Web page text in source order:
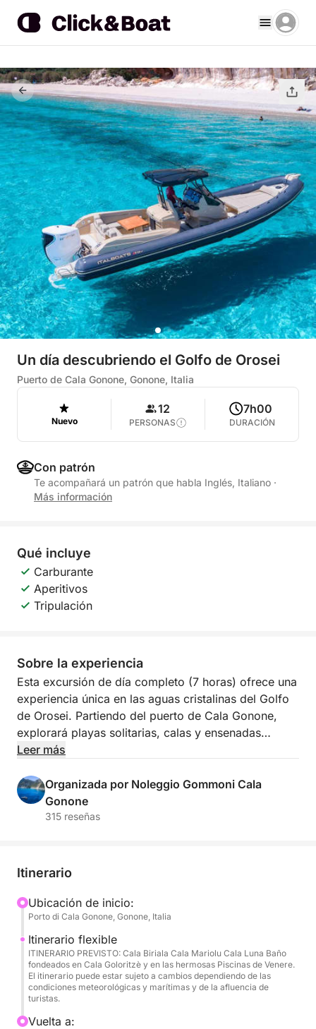
Un día descubriendo el Golfo de Orosei
Puerto de Cala Gonone, Gonone, Italia
Nuevo
12
PERSONAS
7h00
DURACIÓN
Con patrón
Te acompañará un patrón que habla Inglés, Italiano ·
Más información
Qué incluye
Carburante
Aperitivos
Tripulación
Sobre la experiencia
Esta excursión de día completo (7 horas) ofrece una
experiencia única en las aguas cristalinas del Golfo
de Orosei. Partiendo del puerto de Cala Gonone,
explorará playas solitarias, calas y ensenadas
pintorescas, guiado por un patrón experimentado
preocupaciones.
La embarcación tiene 10 metros de eslora y puede
modernas para su seguridad y relajación, incluyendo
podrá tomar el sol en las amplias zonas de proa y
popa o relajarse bajo el gran toldo.
Durante el día, hará paradas en puntos estratégicos
del golfo para practicar buceo y snorkel. También
se le servirá un delicioso aperitivo con bollería,
embutidos, jamón serrano, quesos, pan y vino,
además de agua y refrescos.
Leer más
Organizada por Noleggio Gommoni Cala
Gonone
315 reseñas
Itinerario
Ubicación de inicio:
Porto di Cala Gonone, Gonone, Italia
Itinerario flexible
ITINERARIO PREVISTO: Cala Biriala Cala Mariolu Cala Luna Baño
fondeados en Cala Goloritzè y en las hermosas Piscinas de Venere.
El itinerario puede estar sujeto a cambios dependiendo de las
condiciones meteorológicas y marítimas y de la afluencia de
turistas.
Vuelta a: